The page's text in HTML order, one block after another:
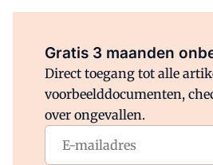
Gratis 3 maanden
Direct toegang tot alle
voorbeelddocumenten,
over ongevallen.